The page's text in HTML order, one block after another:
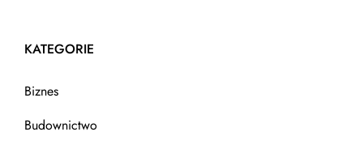
KATEGORIE
Biznes
Budownictwo